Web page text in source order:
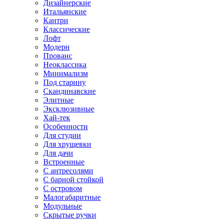
Дизайнерские
Итальянские
Кантри
Классические
Лофт
Модерн
Прованс
Неоклассика
Минимализм
Под старину
Скандинавские
Элитные
Эксклюзивные
Хай-тек
Особенности
Для студии
Для хрущевки
Для дачи
Встроенные
С антресолями
С барной стойкой
С островом
Малогабаритные
Модульные
Скрытые ручки